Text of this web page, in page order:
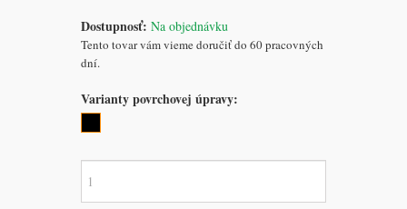
Dostupnosť: Na objednávku
Tento tovar vám vieme doručiť do 60 pracovných
dní.
Varianty povrchovej úpravy: